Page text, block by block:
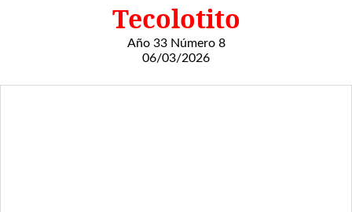
Tecolotito
Año 33 Número 8
06/03/2026